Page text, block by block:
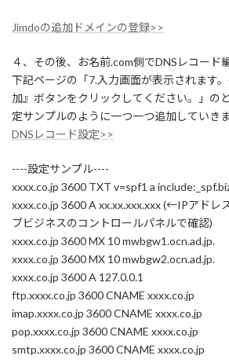
Jimdoの追加ドメインの登録>>
４、その後、お名前.com側でDNSレコード
下記ページの「7.入力画面が表示されます
加』ボタンをクリックしてください。」の
定サンプルのように一つ一つ追加していきま
DNSレコード設定>>
----設定サンプル----
xxxx.co.jp 3600 TXT v=spf1 a
xxxx.co.jp 3600 A xx.xx.xxx.xxx (←IPアドレ
ブビジネスのコントロールパネルで確認)
xxxx.co.jp 3600 MX 10 mwbgw1.ocn.ad.jp.
xxxx.co.jp 3600 MX 10 mwbgw2.ocn.ad.jp.
xxxx.co.jp 3600 A 127.0.0.1
ftp.xxxx.co.jp 3600 CNAME xxxx.co.jp
imap.xxxx.co.jp 3600 CNAME xxxx.co.jp
pop.xxxx.co.jp 3600 CNAME xxxx.co.jp
smtp.xxxx.co.jp 3600 CNAME xxxx.co.jp